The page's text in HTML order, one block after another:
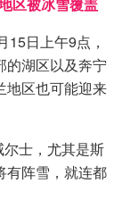
日上午9点，
的湖区以及奔宁
地区也可能迎来
士，尤其是斯
有阵雪，就连都